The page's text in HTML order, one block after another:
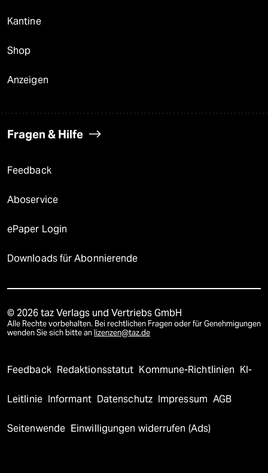
Kantine
Shop
Anzeigen
Fragen & Hilfe
Feedback
Aboservice
ePaper Login
Downloads für Abonnierende
© 2026 taz Verlags und Vertriebs GmbH
Alle Rechte vorbehalten. Bei rechtlichen Fragen oder für Genehmigungen
wenden Sie sich bitte an lizenzen@taz.de
Feedback Redaktionsstatut Kommune-Richtlinien KI-
Leitlinie Informant Datenschutz Impressum AGB
Seitenwende Einwilligungen widerrufen (Ads)